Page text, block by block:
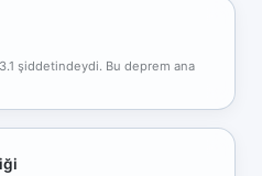
şiddetindeydi. Bu deprem ana